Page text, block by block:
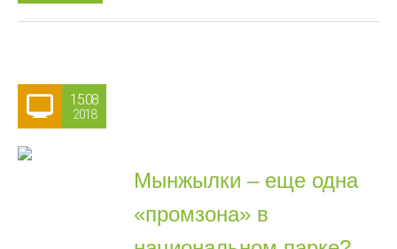
15.08
2018
Мынжылки – еще одна
«промзона» в